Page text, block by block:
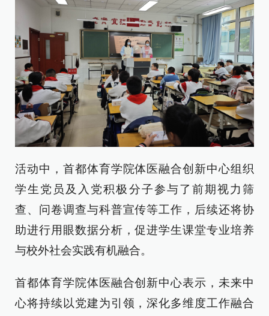
活动中，首都体育学院体医融合创新中心组织
学生党员及入党积极分子参与了前期视力筛
查、问卷调查与科普宣传等工作，后续还将协
助进行用眼数据分析，促进学生课堂专业培养
与校外社会实践有机融合。
首都体育学院体医融合创新中心表示，未来中
心将持续以党建为引领，深化多维度工作融合